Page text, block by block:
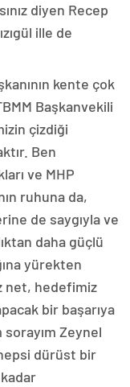
diyen Recep
ille de
kente çok
Başkanvekili
çizdiği
Ben
ve MHP
ruhuna da,
de saygıyla ve
daha güçlü
yürekten
net, hedefimiz
bir başarıya
Zeynel
dürüst bir